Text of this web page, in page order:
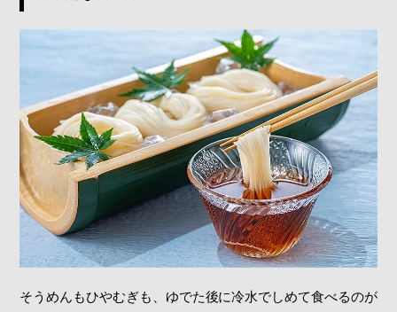
そうめんもひやむぎも、ゆでた後に冷水でしめて食べるのが